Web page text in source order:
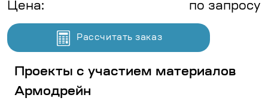
Цена:
по запросу
Рассчитать заказ
Проекты с участием материалов
Армодрейн